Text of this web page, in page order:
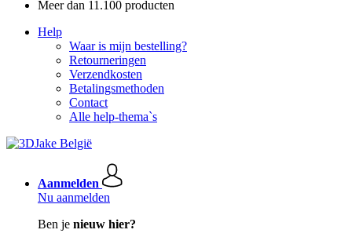
Meer dan 11.100 producten
Help
Waar is mijn bestelling?
Retourneringen
Verzendkosten
Betalingsmethoden
Contact
Alle help-thema`s
Aanmelden
Nu aanmelden
Ben je nieuw hier?